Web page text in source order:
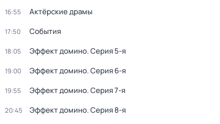
16:55 Актёрские драмы
17:50 События
18:05 Эффект домино. Серия 5-я
19:00 Эффект домино. Серия 6-я
19:55 Эффект домино. Серия 7-я
20:45 Эффект домино. Серия 8-я